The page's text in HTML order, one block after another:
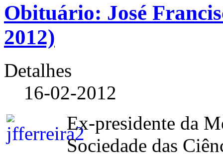
Obituário: José
2012)
Detalhes
16-02-2012
Ex-presidente da
Sociedade das